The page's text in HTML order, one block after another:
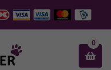

0